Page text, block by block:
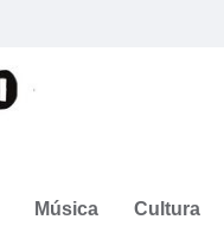
Música Cultura